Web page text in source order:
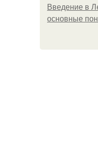
Введение в
основные